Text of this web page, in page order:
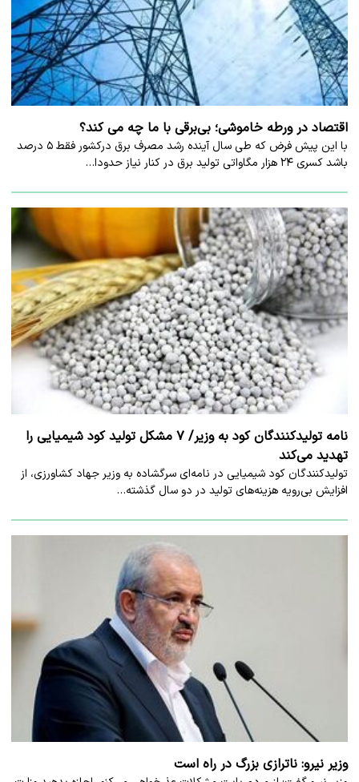
اقتصاد در ورطه خاموشی؛ بی‌برقی با ما چه می کند؟
با این پیش فرض که طی سال آینده رشد مصرف برق درکشور فقط ۵ درصد
باشد کسری ۲۴ هزار مگاواتی تولید برق در کنار نیاز حدودا…
نامه تولیدکنندگان کود به وزیر/ ۷ مشکل تولید کود شیمیایی را
تهدید می‌کند
تولیدکنندگان کود شیمیایی در نامه‌ای سرگشاده به وزیر جهاد کشاورزی، از
افزایش بی‌رویه هزینه‌های تولید در دو سال گذشته…
وزیر نیرو: ناترازی بزرگ در راه است